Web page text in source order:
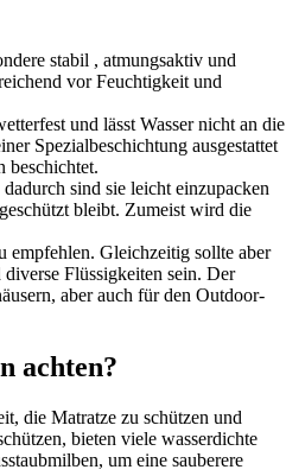
stabil , atmungsaktiv und
vor Feuchtigkeit und
und lässt Wasser nicht an die
Spezialbeschichtung ausgestattet
beschichtet.
sind sie leicht einzupacken
bleibt. Zumeist wird die
Gleichzeitig sollte aber
Flüssigkeiten sein. Der
aber auch für den Outdoor-
achten?
die Matratze zu schützen und
bieten viele wasserdichte
um eine sauberere